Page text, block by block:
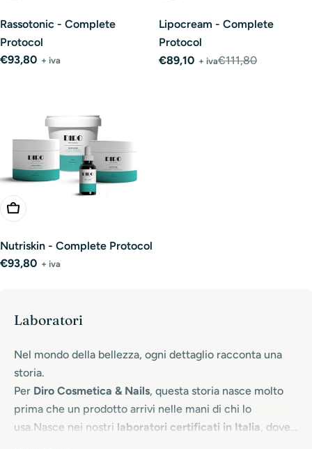
Rassotonic - Complete
Protocol
Regular
€93,80 + iva
Lipocream - Complete
Protocol
Sale
€89,10 + iva
Regular
€111,80
Add To Cart
Nutriskin - Complete Protocol
Regular
€93,80 + iva
Laboratori
Nel mondo della bellezza, ogni dettaglio racconta una
storia.
Per Diro Cosmetica & Nails, questa storia nasce molto
prima che un prodotto arrivi nelle mani di chi lo
usa.Nasce nei nostri laboratori certificati in Italia, dove